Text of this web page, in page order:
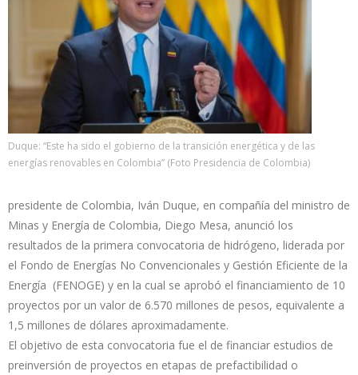
Duque: “Este ha sido el gobierno de la transición energética y de las
energías renovables en Colombia” (Foto Presidencia de Colombia)
presidente de Colombia, Iván Duque, en compañía del ministro de
Minas y Energía de Colombia, Diego Mesa, anunció los
resultados de la primera convocatoria de hidrógeno, liderada por
el Fondo de Energías No Convencionales y Gestión Eficiente de la
Energía (FENOGE) y en la cual se aprobó el financiamiento de 10
proyectos por un valor de 6.570 millones de pesos, equivalente a
1,5 millones de dólares aproximadamente.
El objetivo de esta convocatoria fue el de financiar estudios de
preinversión de proyectos en etapas de prefactibilidad o